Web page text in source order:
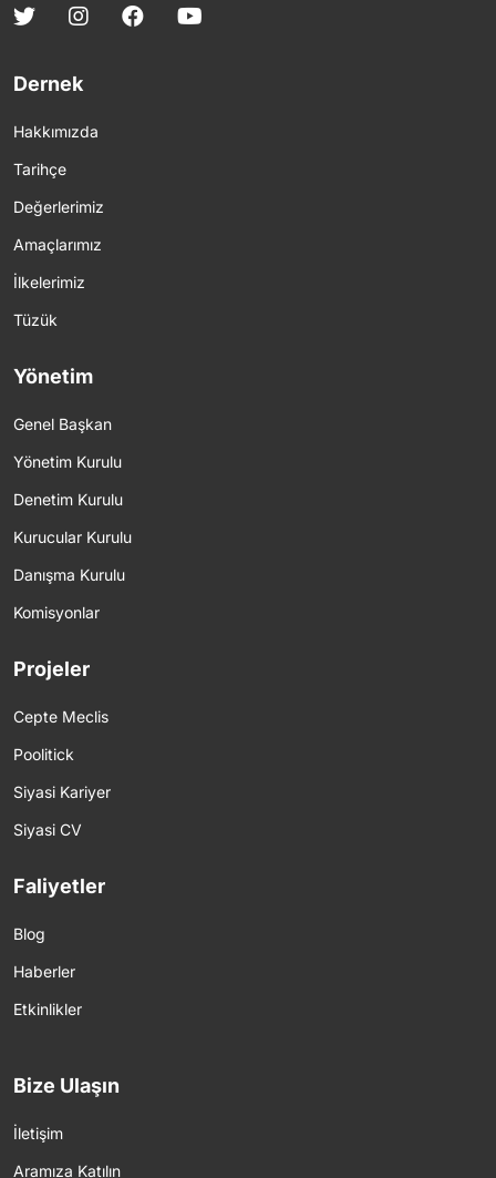
Dernek
Hakkımızda
Tarihçe
Değerlerimiz
Amaçlarımız
İlkelerimiz
Tüzük
Yönetim
Genel Başkan
Yönetim Kurulu
Denetim Kurulu
Kurucular Kurulu
Danışma Kurulu
Komisyonlar
Projeler
Cepte Meclis
Poolitick
Siyasi Kariyer
Siyasi CV
Faliyetler
Blog
Haberler
Etkinlikler
Bize Ulaşın
İletişim
Aramıza Katılın